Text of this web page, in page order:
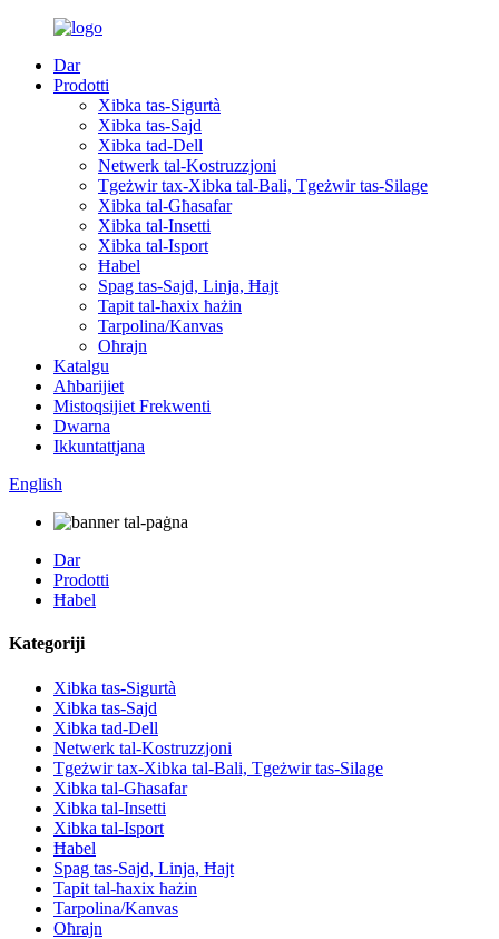
Dar
Prodotti
Xibka tas-Sigurtà
Xibka tas-Sajd
Xibka tad-Dell
Netwerk tal-Kostruzzjoni
Tgeżwir tax-Xibka tal-Bali, Tgeżwir tas-Silage
Xibka tal-Għasafar
Xibka tal-Insetti
Xibka tal-Isport
Ħabel
Spag tas-Sajd, Linja, Ħajt
Tapit tal-ħaxix ħażin
Tarpolina/Kanvas
Oħrajn
Katalgu
Aħbarijiet
Mistoqsijiet Frekwenti
Dwarna
Ikkuntattjana
English
Dar
Prodotti
Ħabel
Kategoriji
Xibka tas-Sigurtà
Xibka tas-Sajd
Xibka tad-Dell
Netwerk tal-Kostruzzjoni
Tgeżwir tax-Xibka tal-Bali, Tgeżwir tas-Silage
Xibka tal-Għasafar
Xibka tal-Insetti
Xibka tal-Isport
Ħabel
Spag tas-Sajd, Linja, Ħajt
Tapit tal-ħaxix ħażin
Tarpolina/Kanvas
Oħrajn